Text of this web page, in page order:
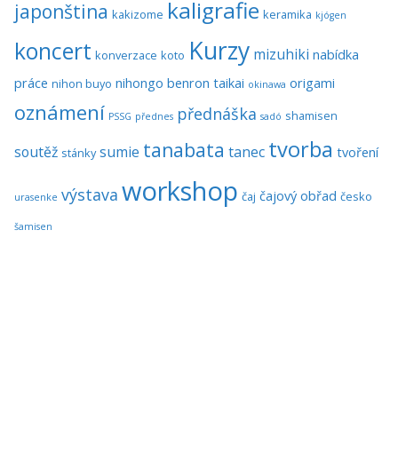
japonština kakizome kaligrafie keramika kjógen
koncert konverzace koto Kurzy mizuhiki nabídka
práce nihon buyo nihongo benron taikai okinawa origami
oznámení PSSG přednes přednáška sadó shamisen
soutěž stánky sumie tanabata tanec tvorba tvoření
urasenke výstava workshop čaj čajový obřad česko
šamisen